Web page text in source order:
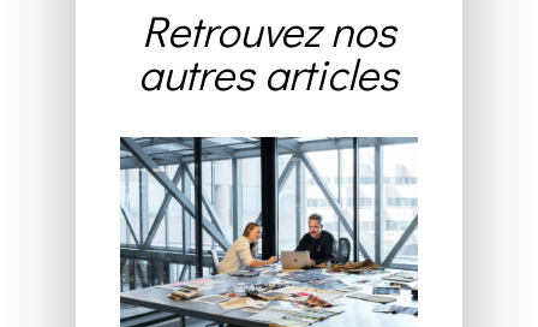
Retrouvez nos
autres articles